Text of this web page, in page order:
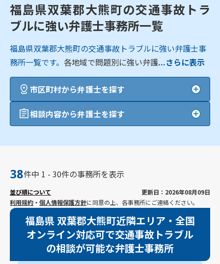
福島県双葉郡大熊町の交通事故トラ
ブルに強い弁護士事務所一覧
福島県双葉郡大熊町の交通事故トラブルに強い弁護士事
務所一覧です。各地域で問題別に強い弁護...さらに表示
市区町村から弁護士を探す
相談内容から弁護士を探す
38件中 1 - 30件の事務所を表示
並び順について
更新日：2026年08月09日
利用規約 ・個人情報保護方針に同意の上、各事務所にご連絡ください。
福島県 双葉郡大熊町近隣エリア・全国
オンライン対応可で交通事故トラブル
の相談が可能な弁護士事務所